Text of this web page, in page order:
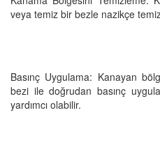
veya temiz bir bezle nazikçe
Basınç Uygulama: Kanayan
bezi ile doğrudan basınç
yardımcı olabilir.